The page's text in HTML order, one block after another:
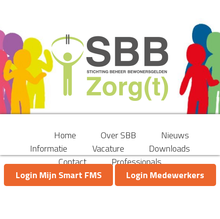
Home Over SBB
Nieuws
Informatie
Vacature
Downloads
Contact
Professionals
Login Mijn Smart FMS
Login Medewerkers